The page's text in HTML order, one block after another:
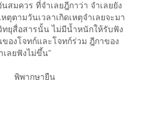
สมควร ที่จำเลยฎีกาว่า จำเลยยัง
ตุตามวันเวลาเกิดเหตุจำเลยจะมา
ทยุสื่อสารนั้น ไม่มีน้ำหนักให้รับฟัง
องโจทก์และโจทก์ร่วม ฎีกาของ
เลยฟังไม่ขึ้น”
พากษายืน